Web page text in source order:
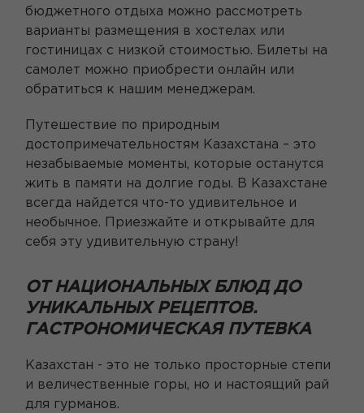
бюджетного отдыха можно рассмотреть
варианты размещения в хостелах или
гостиницах с низкой стоимостью. Билеты на
самолет можно приобрести онлайн или
обратиться к нашим менеджерам.
Путешествие по природным
достопримечательностям Казахстана – это
незабываемые моменты, которые останутся
жить в памяти на долгие годы. В Казахстане
всегда найдется что-то удивительное и
необычное. Приезжайте и открывайте для
себя эту удивительную страну!
ОТ НАЦИОНАЛЬНЫХ БЛЮД ДО
УНИКАЛЬНЫХ РЕЦЕПТОВ.
ГАСТРОНОМИЧЕСКАЯ ПУТЕВКА
Казахстан - это не только просторные степи
и величественные горы, но и настоящий рай
для гурманов.